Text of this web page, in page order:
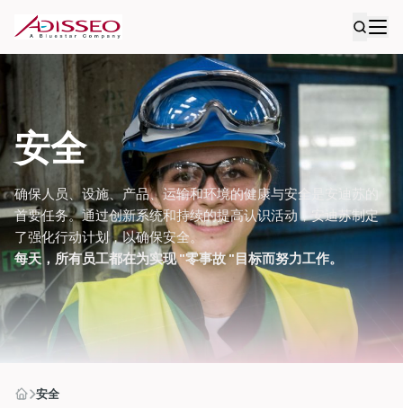
安全
确保人员、设施、产品、运输和环境的健康与安全是安迪苏的
首要任务。通过创新系统和持续的提高认识活动，安迪苏制定
了强化行动计划，以确保安全。
每天，所有员工都在为实现 "零事故 "目标而努力工作。
安全